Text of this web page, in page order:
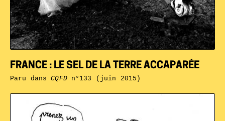
FRANCE : LE SEL DE LA TERRE ACCAPARÉE
Paru dansCQFDn°133 (juin 2015)